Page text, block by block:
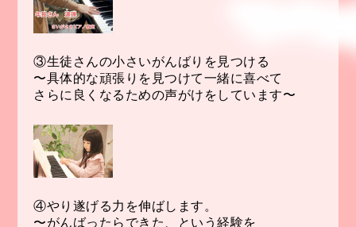
③生徒さんの小さいがんばりを見つける
〜具体的な頑張りを見つけて一緒に喜べて
さらに良くなるための声がけをしています〜
④やり遂げる力を伸ばします。
〜がんばったらできた、という経験を